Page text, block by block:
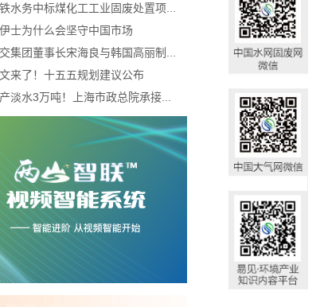
水务中标煤化工工业固废处置项...
士为什么会坚守中国市场
集团董事长宋海良与韩国高丽制...
来了！十五五规划建议公布
淡水3万吨！上海市政总院承接...